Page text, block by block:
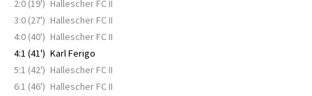
2:0 (19') Hallescher FC II
3:0 (27') Hallescher FC II
4:0 (40') Hallescher FC II
4:1 (41') Karl Ferigo
5:1 (42') Hallescher FC II
6:1 (46') Hallescher FC II